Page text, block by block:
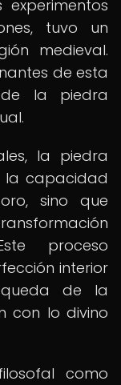
tuvo un
medieval.
de esta
la piedra
la piedra
la capacidad
sino que
proceso
interior
de la
con lo divino
como